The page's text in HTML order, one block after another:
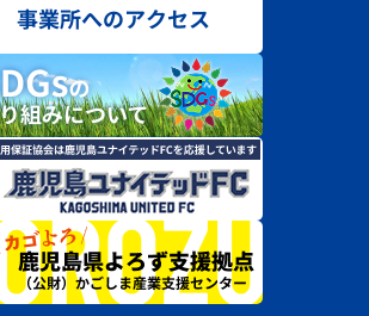
事業所へのアクセス